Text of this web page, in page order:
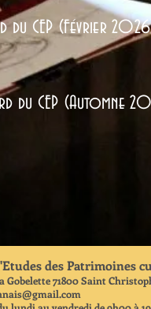
du CEP (Février
du CEP (Automne
des Patrimoines
Gobelette 71800 Saint